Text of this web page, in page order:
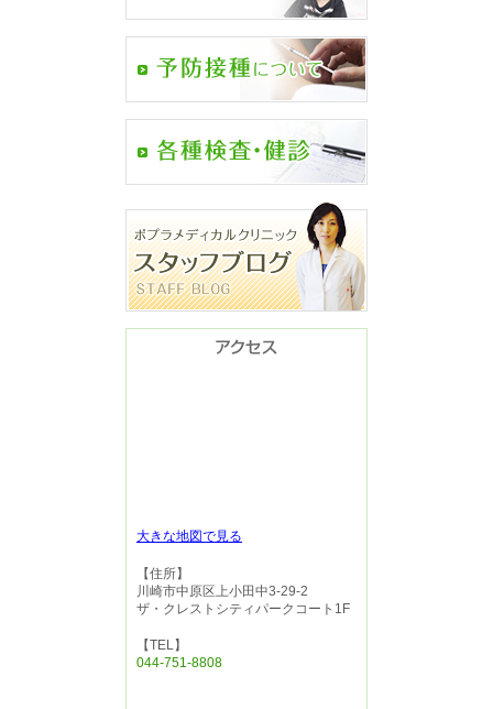
大きな地図で見る
【住所】
川崎市中原区上小田中3-29-2
ザ・クレストシティパークコート1F
【TEL】
044-751-8808